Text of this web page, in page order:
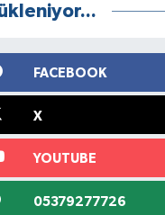
FACEBOOK
X
YOUTUBE
05379277726